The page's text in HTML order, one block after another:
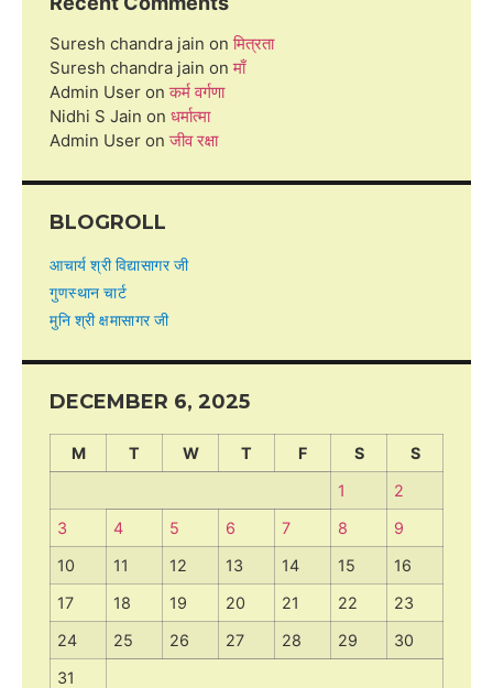
Suresh chandra jain onमित्रता
Suresh chandra jain onमाँ
Admin User onकर्म वर्गणा
Nidhi S Jain on धर्मात्मा
Admin User onजीव रक्षा
BLOGROLL
आचार्य श्री विद्यासागर जी
गुणस्थान चार्ट
मुनि श्री क्षमासागर जी
DECEMBER 6, 2025
M T W T F S
S
1
2
3
4 5 6 7 8
9
10
11 12 13 14 15
16
17
18 19 20 21 22
23
24
25 26 27 28 29
30
31